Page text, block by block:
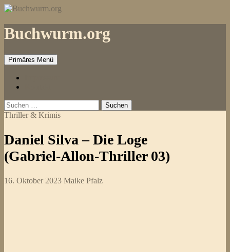
Zum
springen
Buchwurm.org
Primäres Menü
Suchen
nach:
Thriller & Krimis
Daniel Silva – Die Loge
(Gabriel-Allon-Thriller 03)
16. Oktober 2023 Maike Pfalz